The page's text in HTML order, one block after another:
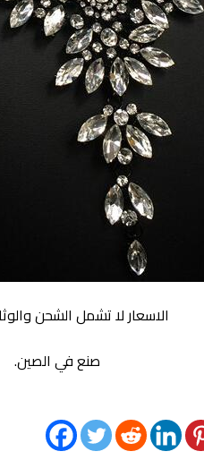
الاسعار لا تشمل الشحن
صنع في الصين.